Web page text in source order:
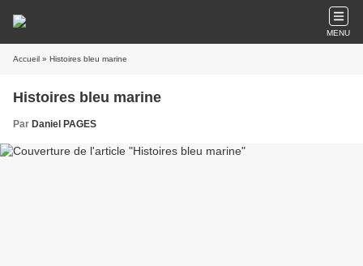
MENU
Accueil » Histoires bleu marine
Histoires bleu marine
Par Daniel PAGES